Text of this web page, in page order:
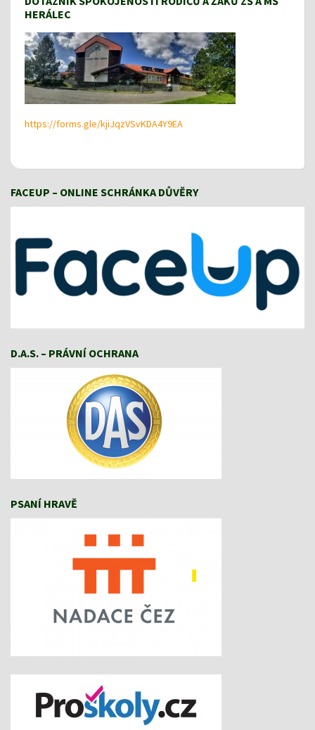
HERÁLEC
https://forms.gle/kjiJqzVSvKDA4Y9EA
FACEUP – ONLINE SCHRÁNKA DŮVĚRY
D.A.S. – PRÁVNÍ OCHRANA
PSANÍ HRAVĚ